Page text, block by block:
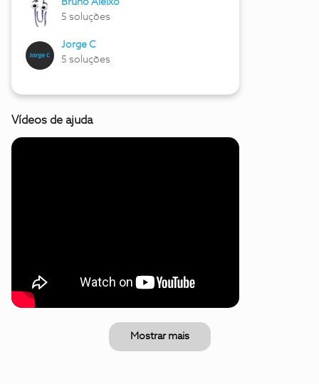
Bruno Aleixo
5 soluções
Jorge C
5 soluções
Vídeos de ajuda
Mostrar mais